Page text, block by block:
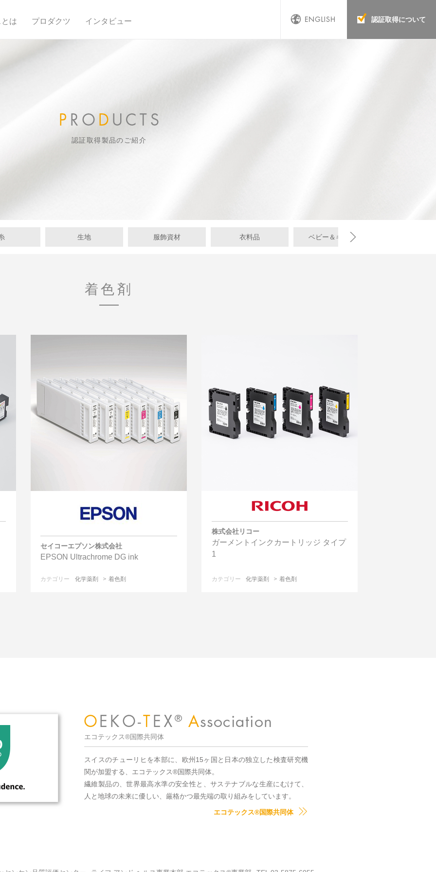
は プロダクツ インタビュー 認証取得について
認証取得製品のご紹介
生地 服飾資材 衣料品 ベビー＆キッズ
着色剤
セイコーエプソン株式会社
EPSON Ultrachrome DG ink
カテゴリー 化学薬剤 着色剤
株式会社リコー
ガーメントインクカートリッジ タイプ
1
カテゴリー 化学薬剤 着色剤
エコテックス®国際共同体
スイスのチューリヒを本部に、欧州15ヶ国と日本の独立した検査研究機
関が加盟する、エコテックス®国際共同体。
繊維製品の、世界最高水準の安全性と、サステナブルな生産にむけて、
人と地球の未来に優しい、厳格かつ最先端の取り組みをしています。
エコテックス®国際共同体